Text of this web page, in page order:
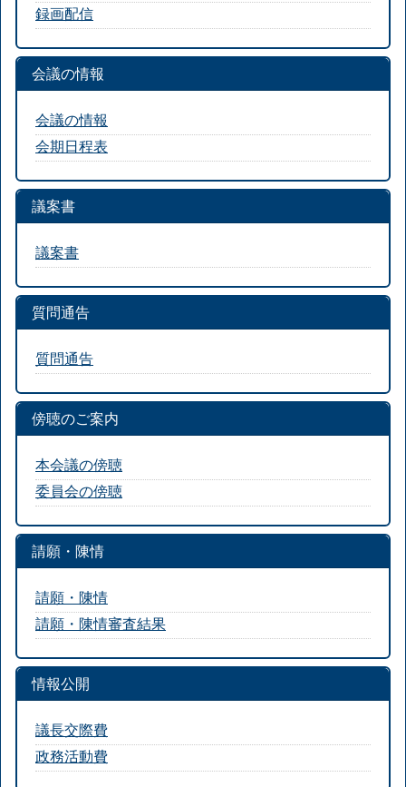
録画配信
会議の情報
会議の情報
会期日程表
議案書
議案書
質問通告
質問通告
傍聴のご案内
本会議の傍聴
委員会の傍聴
請願・陳情
請願・陳情
請願・陳情審査結果
情報公開
議長交際費
政務活動費